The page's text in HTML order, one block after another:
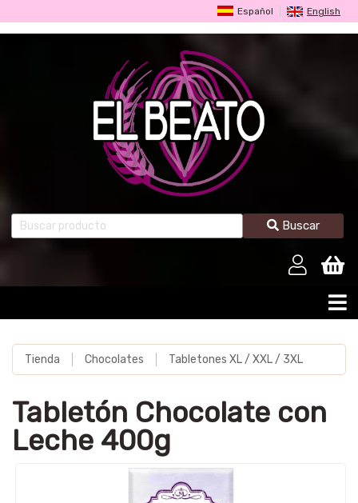
Español English
Buscar
Tienda Chocolates Tabletones XL / XXL / 3XL
Tabletón Chocolate con
Leche 400g